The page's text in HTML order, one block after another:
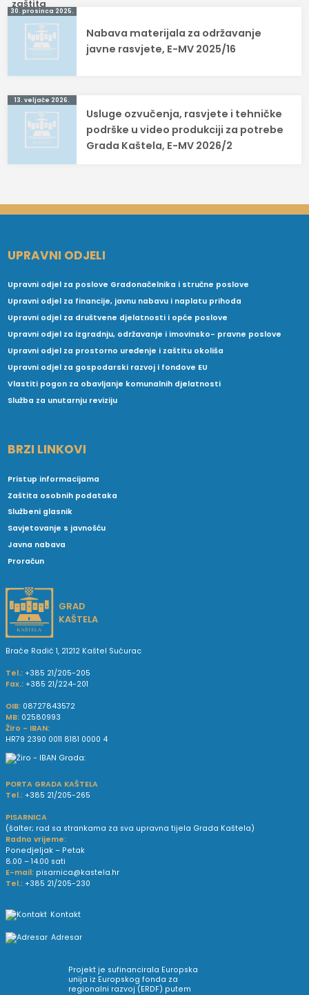
Navigacija
objava
30. prosinca 2025.
Nabava materijala za održavanje
javne rasvjete, E-MV 2025/16
13. veljače 2026.
Usluge ozvučenja, rasvjete i tehničke
podrške u video produkciji za potrebe
Grada Kaštela, E-MV 2026/2
UPRAVNI ODJELI
Upravni odjel za poslove Gradonačelnika i stručne poslove
Upravni odjel za financije, javnu nabavu i naplatu prihoda
Upravni odjel za društvene djelatnosti i opće poslove
Upravni odjel za izgradnju, održavanje i imovinsko- pravne poslove
Upravni odjel za prostorno uređenje i zaštitu okoliša
Upravni odjel za gospodarski razvoj i fondove EU
Vlastiti pogon za obavljanje komunalnih djelatnosti
Služba za unutarnju reviziju
BRZI LINKOVI
Pristup informacijama
Zaštita osobnih podataka
Službeni glasnik
Savjetovanje s javnošću
Javna nabava
Proračun
GRAD
KAŠTELA
Braće Radić 1, 21212 Kaštel Sućurac
Tel.: +385 21/205-205
Fax.: +385 21/224-201
OIB: 08727843572
MB: 02580993
Žiro - IBAN:
HR79 2390 0011 8181 0000 4
PORTA GRADA KAŠTELA
Tel.: +385 21/205-265
PISARNICA
(šalter; rad sa strankama za sva upravna tijela Grada Kaštela)
Radno vrijeme:
Ponedjeljak – Petak
8.00 – 14.00 sati
E-mail: pisarnica@kastela.hr
Tel.: +385 21/205-230
Kontakt
Adresar
Projekt je sufinancirala Europska
unija iz Europskog fonda za
regionalni razvoj (ERDF) putem